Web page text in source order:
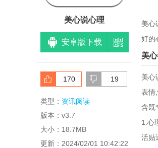
美心说心理
安卓版下载
170 19
类型： 资讯阅读
版本：v3.7
大小：18.7MB
更新：2024/02/01 10:42:22
美心
好的
美
美心
表情
含既
1.心
活贴